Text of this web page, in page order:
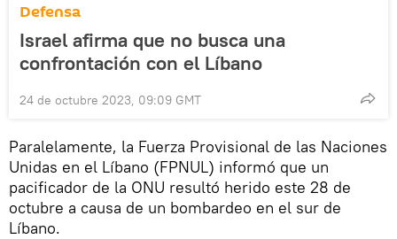
Defensa
Israel afirma que no busca una
confrontación con el Líbano
24 de octubre 2023, 09:09 GMT
Paralelamente, la Fuerza Provisional de las Naciones
Unidas en el Líbano (FPNUL) informó que un
pacificador de la ONU resultó herido este 28 de
octubre a causa de un bombardeo en el sur de
Líbano.